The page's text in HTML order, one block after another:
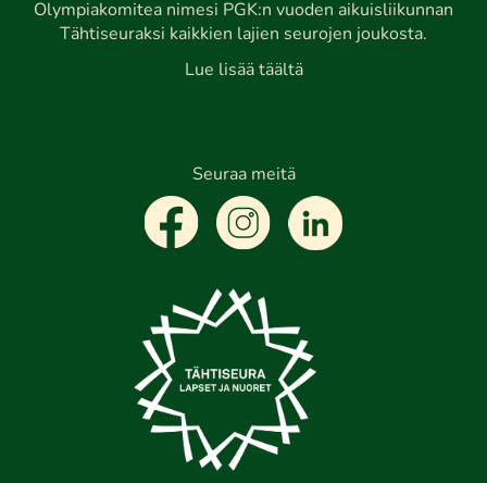
Olympiakomitea nimesi PGK:n vuoden aikuisliikunnan
Tähtiseuraksi kaikkien lajien seurojen joukosta.
Lue lisää täältä
Seuraa meitä